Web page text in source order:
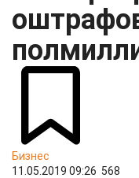
Бизнес
11.05.2019 09:26 568